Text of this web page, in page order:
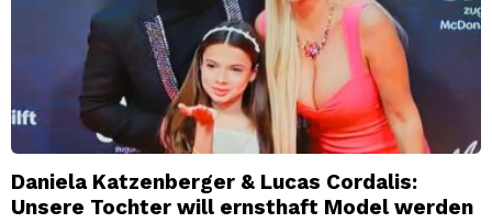
Daniela Katzenberger & Lucas Cordalis:
Unsere Tochter will ernsthaft Model werden